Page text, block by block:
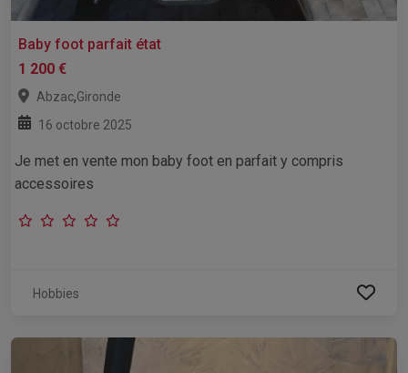
Baby foot parfait état
1 200 €
Abzac,Gironde
16 octobre 2025
Je met en vente mon baby foot en parfait y compris
accessoires
Hobbies